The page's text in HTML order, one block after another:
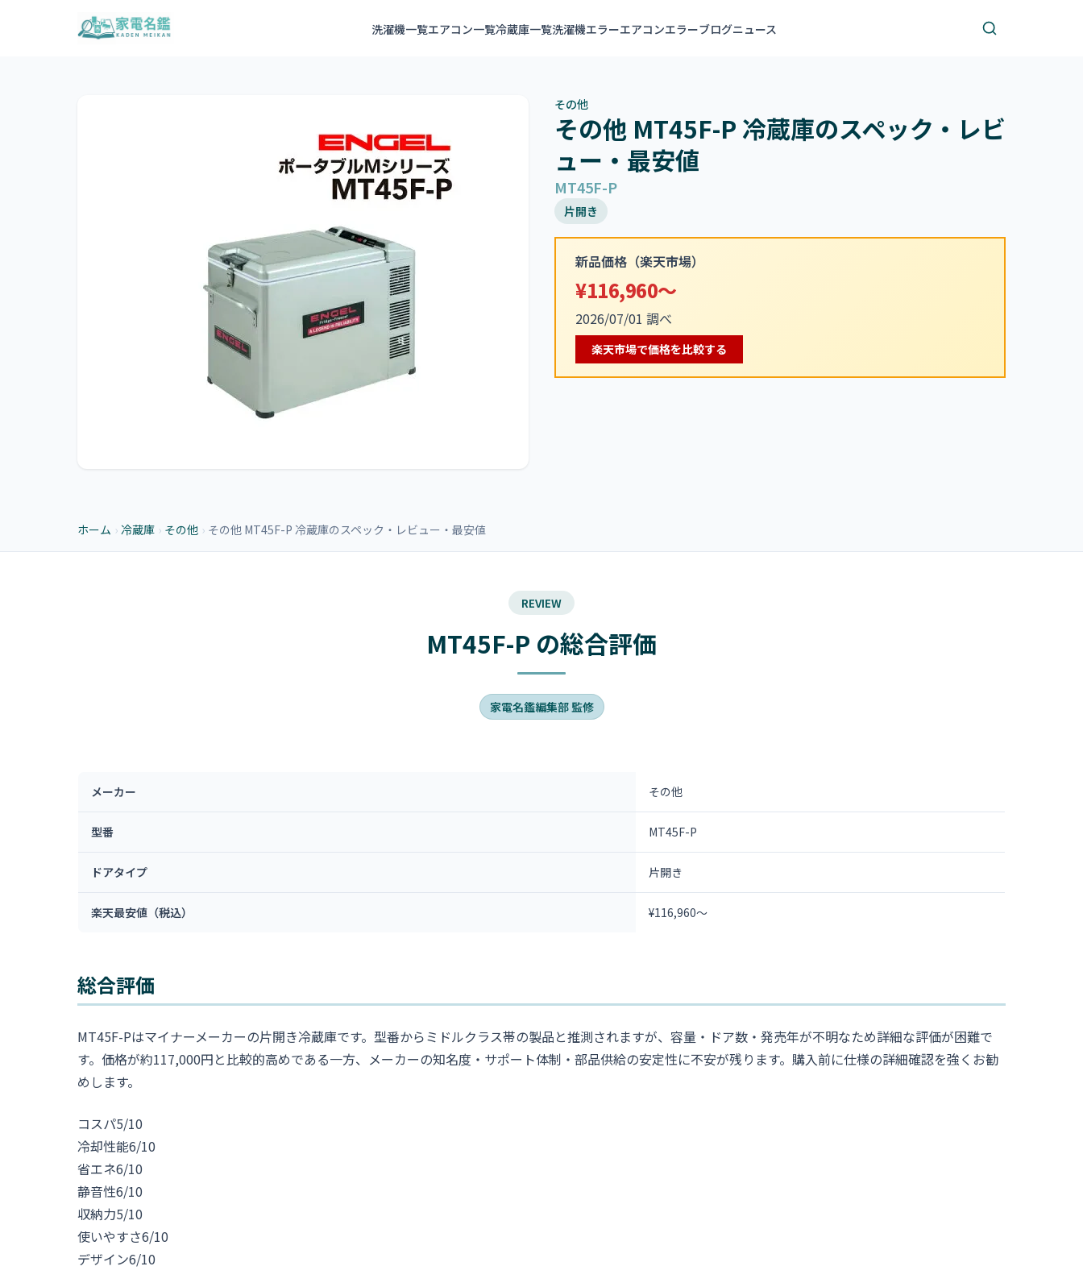
洗濯機一覧エアコン一覧冷蔵庫一覧洗濯機エラーエアコンエラーブログニュース
その他
その他 MT45F-P 冷蔵庫のスペック・レビ
ュー・最安値
MT45F-P
片開き
新品価格（楽天市場）
¥116,960～
2026/07/01 調べ
楽天市場で価格を比較する
ホーム › 冷蔵庫 › その他 › その他 MT45F-P 冷蔵庫のスペック・レビュー・最安値
REVIEW
MT45F-P の総合評価
家電名鑑編集部 監修
メーカー その他
型番 MT45F-P
ドアタイプ 片開き
楽天最安値（税込） ¥116,960～
総合評価
MT45F-Pはマイナーメーカーの片開き冷蔵庫です。型番からミドルクラス帯の製品と推測されますが、容量・ドア数・発売年が不明なため詳細な評価が困難で
す。価格が約117,000円と比較的高めである一方、メーカーの知名度・サポート体制・部品供給の安定性に不安が残ります。購入前に仕様の詳細確認を強くお勧
めします。
コスパ5/10
冷却性能6/10
省エネ6/10
静音性6/10
収納力5/10
使いやすさ6/10
デザイン6/10